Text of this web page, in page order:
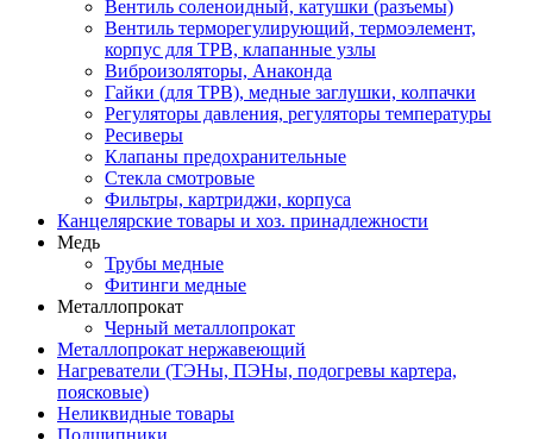
Вентиль соленоидный, катушки (разъемы)
Вентиль терморегулирующий, термоэлемент,
корпус для ТРВ, клапанные узлы
Виброизоляторы, Анаконда
Гайки (для ТРВ), медные заглушки, колпачки
Регуляторы давления, регуляторы температуры
Ресиверы
Клапаны предохранительные
Стекла смотровые
Фильтры, картриджи, корпуса
Канцелярские товары и хоз. принадлежности
Медь
Трубы медные
Фитинги медные
Металлопрокат
Черный металлопрокат
Металлопрокат нержавеющий
Нагреватели (ТЭНы, ПЭНы, подогревы картера,
поясковые)
Неликвидные товары